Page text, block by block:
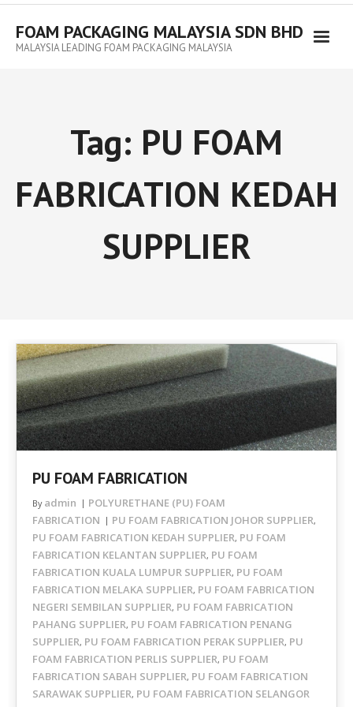
FOAM PACKAGING MALAYSIA SDN BHD
MALAYSIA LEADING FOAM PACKAGING MALAYSIA
Tag: PU FOAM
FABRICATION KEDAH
SUPPLIER
PU FOAM FABRICATION
By admin
POLYURETHANE (PU) FOAM
FABRICATION
PU FOAM FABRICATION JOHOR SUPPLIER,
PU FOAM FABRICATION KEDAH SUPPLIER, PU FOAM
FABRICATION KELANTAN SUPPLIER, PU FOAM
FABRICATION KUALA LUMPUR SUPPLIER, PU FOAM
FABRICATION MELAKA SUPPLIER, PU FOAM FABRICATION
NEGERI SEMBILAN SUPPLIER, PU FOAM FABRICATION
PAHANG SUPPLIER, PU FOAM FABRICATION PENANG
SUPPLIER, PU FOAM FABRICATION PERAK SUPPLIER, PU
FOAM FABRICATION PERLIS SUPPLIER, PU FOAM
FABRICATION SABAH SUPPLIER, PU FOAM FABRICATION
SARAWAK SUPPLIER, PU FOAM FABRICATION SELANGOR